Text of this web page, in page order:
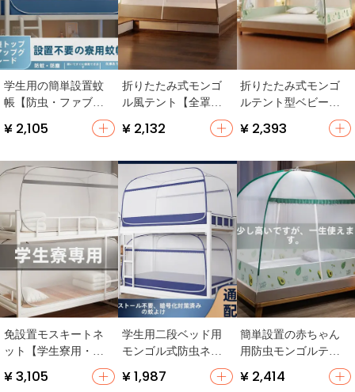
学生用の簡単設置蚊
帳【防虫・ファブリ
ル・一人用ベッド対
¥ 2,105
折りたたみ式モンゴ
ル風テント【全罩
式・子供用・防虫】
（セットアップ対
¥ 2,132
折りたたみ式モンゴ
ルテント型ベビー用
ベッドガード【赤ち
ゃんの転落防止・全
¥ 2,393
免設置モスキートネ
ット【学生寮用・シ
ングル・モンゴルパ
ック・折りたたみ可
¥ 3,105
学生用二段ベッド用
モンゴル式防虫ネッ
ト【免設置・トライ
アングルキャビネッ
¥ 1,987
簡単設置の赤ちゃん
用防虫モンゴルテン
ト【全包底・折りた
たみ式・ファン取り
¥ 2,414